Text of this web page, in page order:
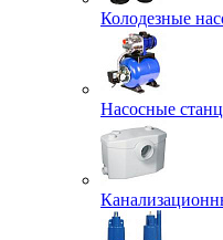
Колодезные
Насосные